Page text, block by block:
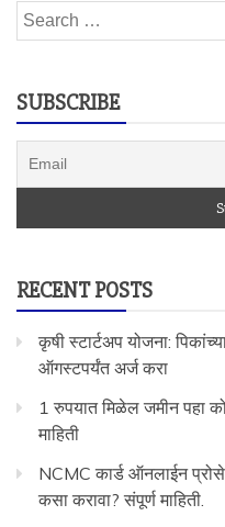
Search
for:
SUBSCRIBE
RECENT POSTS
कृषी स्टार्टअप योजना:
ऑगस्टपर्यंत अर्ज करा
1 रुपयात मिळेल जमीन पहा
माहिती
NCMC कार्ड ऑनलाईन
कसा करावा? संपूर्ण माहिती.